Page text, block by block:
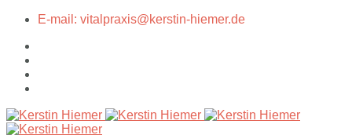
E-mail: vitalpraxis@kerstin-hiemer.de